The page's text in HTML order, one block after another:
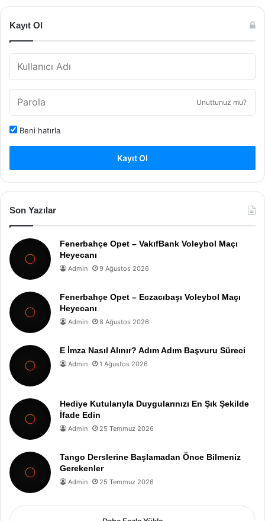
Kayıt Ol
Unuttunuz mu?
Beni hatırla
Kayıt Ol
Son Yazılar
Fenerbahçe Opet – VakıfBank Voleybol Maçı
Heyecanı
Admin 9 Ağustos 2026
Fenerbahçe Opet – Eczacıbaşı Voleybol Maçı
Heyecanı
Admin 8 Ağustos 2026
E İmza Nasıl Alınır? Adım Adım Başvuru Süreci
Admin 1 Ağustos 2026
Hediye Kutularıyla Duygularınızı En Şık Şekilde
İfade Edin
Admin 25 Temmuz 2026
Tango Derslerine Başlamadan Önce Bilmeniz
Gerekenler
Admin 25 Temmuz 2026